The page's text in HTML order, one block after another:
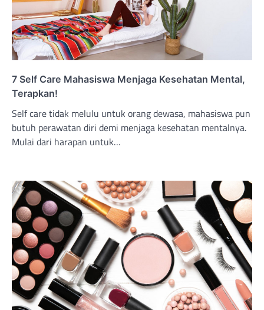
7 Self Care Mahasiswa Menjaga Kesehatan Mental,
Terapkan!
Self care tidak melulu untuk orang dewasa, mahasiswa pun
butuh perawatan diri demi menjaga kesehatan mentalnya.
Mulai dari harapan untuk…